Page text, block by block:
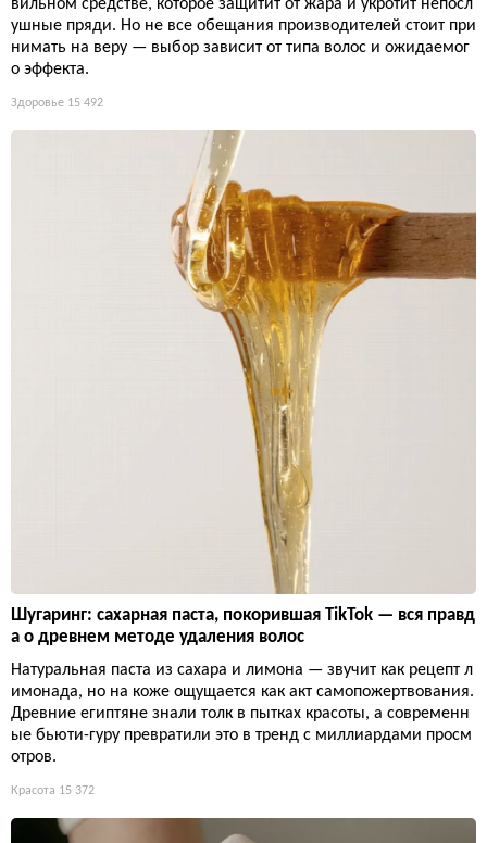
вильном средстве, которое защитит от жара и укротит непосл
ушные пряди. Но не все обещания производителей стоит при
нимать на веру — выбор зависит от типа волос и ожидаемог
о эффекта.
Здоровье 15 492
Шугаринг: сахарная паста, покорившая TikTok — вся правд
а о древнем методе удаления волос
Натуральная паста из сахара и лимона — звучит как рецепт л
имонада, но на коже ощущается как акт самопожертвования.
Древние египтяне знали толк в пытках красоты, а современн
ые бьюти-гуру превратили это в тренд с миллиардами просм
отров.
Красота 15 372